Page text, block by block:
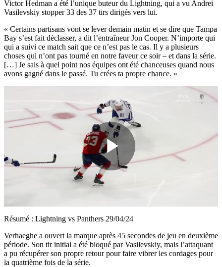
Victor Hedman a été l’unique buteur du Lightning, qui a vu Andrei
Vasilevskiy stopper 33 des 37 tirs dirigés vers lui.
« Certains partisans vont se lever demain matin et se dire que Tampa
Bay s’est fait déclasser, a dit l’entraîneur Jon Cooper. N’importe qui
qui a suivi ce match sait que ce n’est pas le cas. Il y a plusieurs
choses qui n’ont pas tourné en notre faveur ce soir – et dans la série.
[…] Je sais à quel point nos équipes ont été chanceuses quand nous
avons gagné dans le passé. Tu crées ta propre chance. »
Play
Video
Résumé : Lightning vs Panthers 29/04/24
Verhaeghe a ouvert la marque après 45 secondes de jeu en deuxième
période. Son tir initial a été bloqué par Vasilevskiy, mais l’attaquant
a pu récupérer son propre retour pour faire vibrer les cordages pour
la quatrième fois de la série.